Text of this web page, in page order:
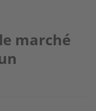
marché